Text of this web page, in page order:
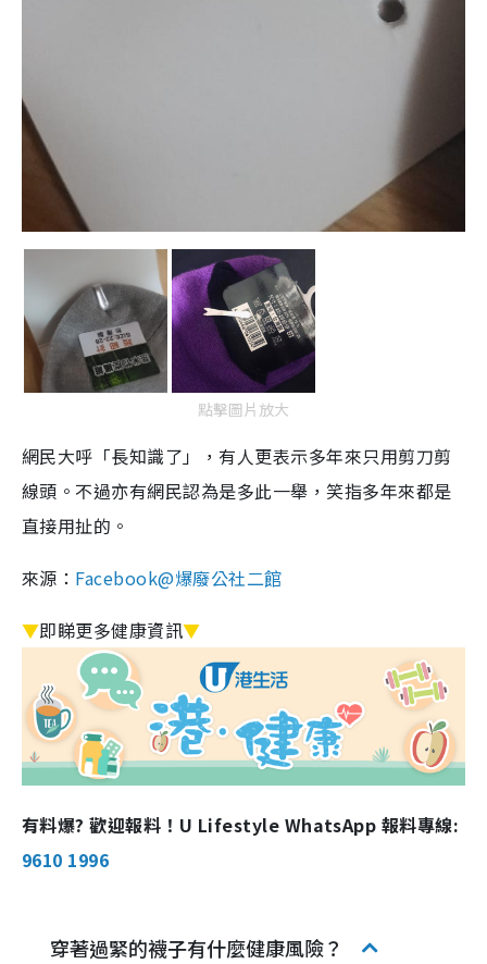
點擊圖片放大
網民大呼「長知識了」，有人更表示多年來只用剪刀剪
線頭。不過亦有網民認為是多此一舉，笑指多年來都是
直接用扯的。
來源： Facebook@爆廢公社二館
▼即睇更多健康資訊▼
有料爆? 歡迎報料！U Lifestyle WhatsApp 報料專線:
9610 1996
穿著過緊的襪子有什麼健康風險？